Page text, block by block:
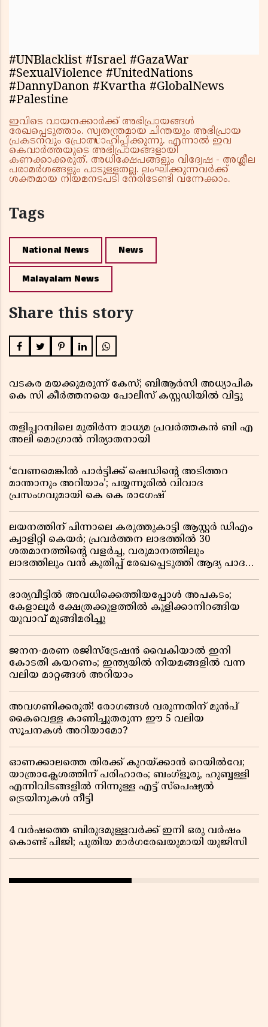
#UNBlacklist #Israel #GazaWar
#SexualViolence #UnitedNations
#DannyDanon #Kvartha #GlobalNews
#Palestine
ഇവിടെ വായനക്കാർക്ക് അഭിപ്രായങ്ങൾ
രേഖപ്പെടുത്താം. സ്വതന്ത്രമായ ചിന്തയും അഭിപ്രായ
പ്രകടനവും പ്രോത്സാഹിപ്പിക്കുന്നു. എന്നാൽ ഇവ
കെവാർത്തയുടെ അഭിപ്രായങ്ങളായി
കണക്കാക്കരുത്. അധിക്ഷേപങ്ങളും വിദ്വേഷ - അശ്ലീല
പരാമർശങ്ങളും പാടുള്ളതല്ല. ലംഘിക്കുന്നവർക്ക്
ശക്തമായ നിയമനടപടി നേരിടേണ്ടി വന്നേക്കാം.
Tags
National News News
Malayalam News
Share this story
വടകര മയക്കുമരുന്ന് കേസ്; ബിആർസി അധ്യാപിക
കെ സി കീർത്തനയെ പോലീസ് കസ്റ്റഡിയിൽ വിട്ടു
തളിപ്പറമ്പിലെ മുതിർന്ന മാധ്യമ പ്രവർത്തകൻ ബി എ
അലി മൊഗ്രാൽ നിര്യാതനായി
‘വേണമെങ്കിൽ പാർട്ടിക്ക് ഷെഡിൻ്റെ അടിത്തറ
മാന്താനും അറിയാം’; പയ്യന്നൂരിൽ വിവാദ
പ്രസംഗവുമായി കെ കെ രാഗേഷ്
ലയനത്തിന് പിന്നാലെ കരുത്തുകാട്ടി ആസ്റ്റർ ഡിഎം
ക്വാളിറ്റി കെയർ; പ്രവർത്തന ലാഭത്തിൽ 30
ശതമാനത്തിൻ്റെ വളർച്ച, വരുമാനത്തിലും
ലാഭത്തിലും വൻ കുതിപ്പ് രേഖപ്പെടുത്തി ആദ്യ പാദ
ഭാര്യവീട്ടിൽ അവധിക്കെത്തിയപ്പോൾ അപകടം;
കേളാലൂർ ക്ഷേത്രക്കുളത്തിൽ കുളിക്കാനിറങ്ങിയ
യുവാവ് മുങ്ങിമരിച്ചു
ജനന-മരണ രജിസ്ട്രേഷൻ വൈകിയാൽ ഇനി
കോടതി കയറണം; ഇന്ത്യയിൽ നിയമങ്ങളിൽ വന്ന
വലിയ മാറ്റങ്ങൾ അറിയാം
അവഗണിക്കരുത്! രോഗങ്ങൾ വരുന്നതിന് മുൻപ്
കൈവെള്ള കാണിച്ചുതരുന്ന ഈ 5 വലിയ
സൂചനകൾ അറിയാമോ?
ഓണക്കാലത്തെ തിരക്ക് കുറയ്ക്കാൻ റെയിൽവേ;
യാത്രാക്ലേശത്തിന് പരിഹാരം; ബംഗ്ളൂരു, ഹുബ്ബള്ളി
എന്നിവിടങ്ങളിൽ നിന്നുള്ള എട്ട് സ്പെഷ്യൽ
ട്രെയിനുകൾ നീട്ടി
4 വർഷത്തെ ബിരുദമുള്ളവർക്ക് ഇനി ഒരു വർഷം
കൊണ്ട് പിജി; പുതിയ മാർഗരേഖയുമായി യുജിസി